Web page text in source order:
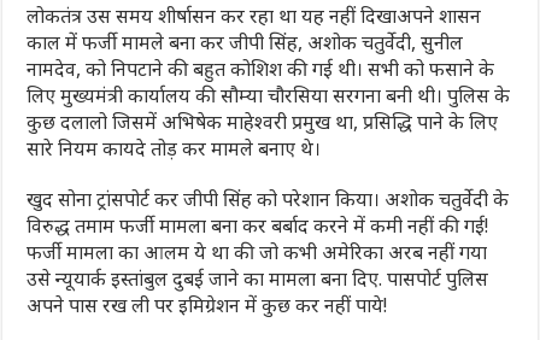
लोकतंत्र उस समय शीर्षासन कर रहा था यह नहीं दिखाअपने शासन
काल में फर्जी मामले बना कर जीपी सिंह, अशोक चतुर्वेदी, सुनील
नामदेव, को निपटाने की बहुत कोशिश की गई थी। सभी को फसाने के
लिए मुख्यमंत्री कार्यालय की सौम्या चौरसिया सरगना बनी थी। पुलिस के
कुछ दलालो जिसमें अभिषेक माहेश्वरी प्रमुख था, प्रसिद्धि पाने के लिए
सारे नियम कायदे तोड़ कर मामले बनाए थे।
खुद सोना ट्रांसपोर्ट कर जीपी सिंह को परेशान किया। अशोक चतुर्वेदी के
विरुद्ध तमाम फर्जी मामला बना कर बर्बाद करने में कमी नहीं की गई!
फर्जी मामला का आलम ये था की जो कभी अमेरिका अरब नहीं गया
उसे न्यूयार्क इस्तांबुल दुबई जाने का मामला बना दिए. पासपोर्ट पुलिस
अपने पास रख ली पर इमिग्रेशन में कुछ कर नहीं पाये!